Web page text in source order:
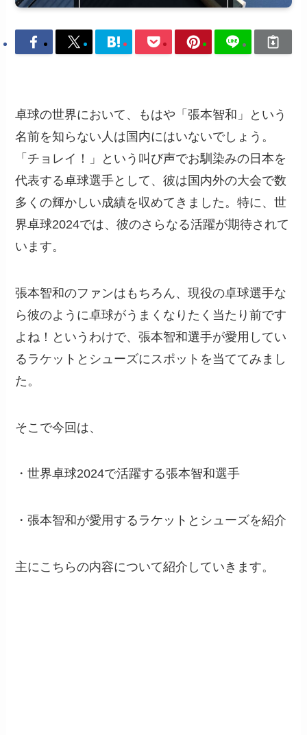
卓球の世界において、もはや「張本智和」という
名前を知らない人は国内にはいないでしょう。
「チョレイ！」という叫び声でお馴染みの日本を
代表する卓球選手として、彼は国内外の大会で数
多くの輝かしい成績を収めてきました。特に、世
界卓球2024では、彼のさらなる活躍が期待されて
います。
張本智和のファンはもちろん、現役の卓球選手な
ら彼のように卓球がうまくなりたく当たり前です
よね！というわけで、張本智和選手が愛用してい
るラケットとシューズにスポットを当ててみまし
た。
そこで今回は、
・世界卓球2024で活躍する張本智和選手
・張本智和が愛用するラケットとシューズを紹介
主にこちらの内容について紹介していきます。